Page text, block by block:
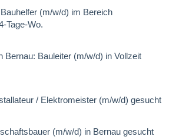
(m/w/d) im Bereich
Tage-Wo.
Bernau: Bauleiter (m/w/d) in Vollzeit
/ Elektromeister (m/w/d) gesucht
(m/w/d) in Bernau gesucht